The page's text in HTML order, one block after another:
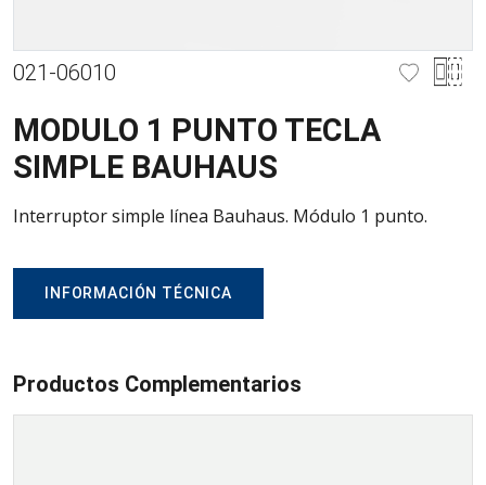
021-06010
MODULO 1 PUNTO TECLA
SIMPLE BAUHAUS
Interruptor simple línea Bauhaus. Módulo 1 punto.
INFORMACIÓN TÉCNICA
Productos Complementarios